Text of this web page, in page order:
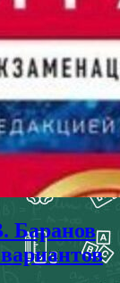
Баранов